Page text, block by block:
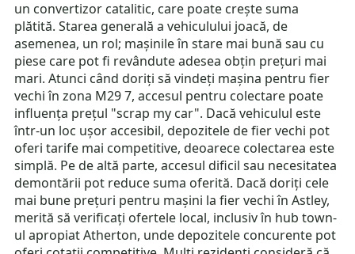
un convertizor catalitic, care poate crește suma
plătită. Starea generală a vehiculului joacă, de
asemenea, un rol; mașinile în stare mai bună sau cu
piese care pot fi revândute adesea obțin prețuri mai
mari. Atunci când doriți să vindeți mașina pentru fier
vechi în zona M29 7, accesul pentru colectare poate
influența prețul "scrap my car". Dacă vehiculul este
într-un loc ușor accesibil, depozitele de fier vechi pot
oferi tarife mai competitive, deoarece colectarea este
simplă. Pe de altă parte, accesul dificil sau necesitatea
demontării pot reduce suma oferită. Dacă doriți cele
mai bune prețuri pentru mașini la fier vechi în Astley,
merită să verificați ofertele local, inclusiv în hub town-
ul apropiat Atherton, unde depozitele concurente pot